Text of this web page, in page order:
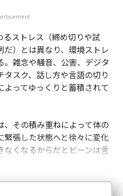
ストレス（締め切りや試
）とは異なり、環境ストレ
雑念や騒音、公害、デジタ
スク、話し方や言語の切り
ってゆっくりと蓄積されて
その積み重ねによって体の
張した状態へと徐々に変化
なくなるからだとビーンは言